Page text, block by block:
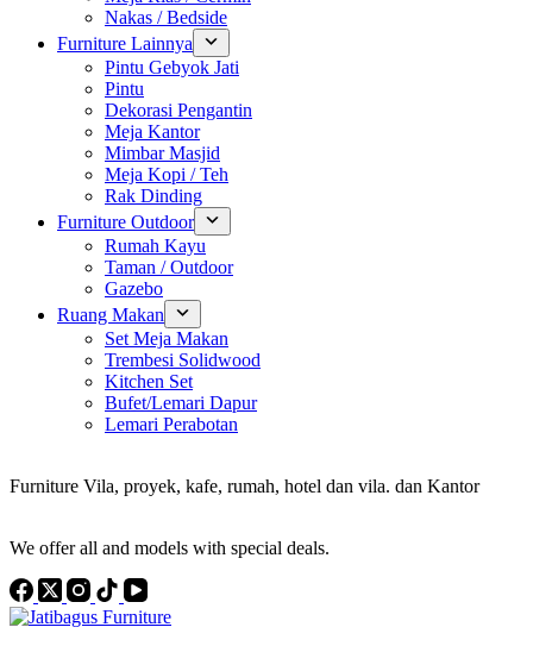
Nakas / Bedside
Furniture Lainnya
Pintu Gebyok Jati
Pintu
Dekorasi Pengantin
Meja Kantor
Mimbar Masjid
Meja Kopi / Teh
Rak Dinding
Furniture Outdoor
Rumah Kayu
Taman / Outdoor
Gazebo
Ruang Makan
Set Meja Makan
Trembesi Solidwood
Kitchen Set
Bufet/Lemari Dapur
Lemari Perabotan
Furniture Vila, proyek, kafe, rumah, hotel dan vila. dan Kantor
We offer all and models with special deals.